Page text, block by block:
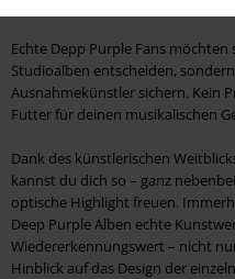
Echte Depp Purple Fans
Studioalben entscheiden,
Ausnahmekünstler sichern. Kein
Futter für deinen musikalischen
Dank des künstlerischen
kannst du dich so – ganz
optische Highlight freuen.
Deep Purple Alben echte
Wiedererkennungswert – nicht
Hinblick auf das Design der